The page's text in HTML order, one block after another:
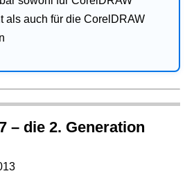
als auch für die CorelDRAW
– die 2. Generation